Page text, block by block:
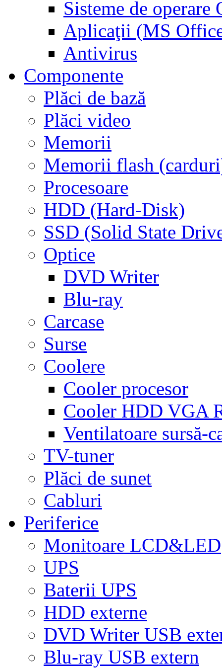
Sisteme de operare
Aplicaţii (MS
Antivirus
Componente
Plăci de bază
Plăci video
Memorii
Memorii flash
Procesoare
HDD (Hard-Disk)
SSD (Solid State
Optice
DVD Writer
Blu-ray
Carcase
Surse
Coolere
Cooler procesor
Cooler HDD VGA
Ventilatoare sursă-
TV-tuner
Plăci de sunet
Cabluri
Periferice
Monitoare LCD&LED
UPS
Baterii UPS
HDD externe
DVD Writer USB
Blu-ray USB extern